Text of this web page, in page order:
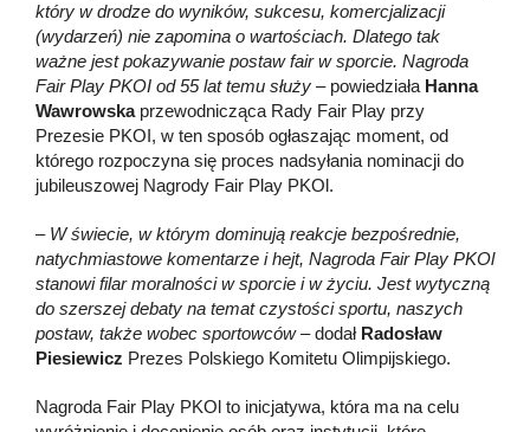
który w drodze do wyników, sukcesu, komercjalizacji
(wydarzeń) nie zapomina o wartościach. Dlatego tak
ważne jest pokazywanie postaw fair w sporcie. Nagroda
Fair Play PKOI od 55 lat temu służy – powiedziała Hanna
Wawrowskaprzewodnicząca Rady Fair Play przy
Prezesie PKOI, w ten sposób ogłaszając moment, od
którego rozpoczyna się proces nadsyłania nominacji do
jubileuszowej Nagrody Fair Play PKOl.
– W świecie, w którym dominują reakcje bezpośrednie,
natychmiastowe komentarze i hejt, Nagroda Fair Play PKOl
stanowi filar moralności w sporcie i w życiu. Jest wytyczną
do szerszej debaty na temat czystości sportu, naszych
postaw, także wobec sportowców– dodał Radosław
Piesiewicz Prezes Polskiego Komitetu Olimpijskiego.
Nagroda Fair Play PKOl to inicjatywa, która ma na celu